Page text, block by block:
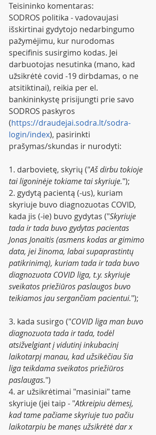
Teisininko komentaras:
SODROS politika - vadovaujasi
išskirtinai gydytojo nedarbingumo
pažymėjimu, kur nurodomas
specifinis susirgimo kodas. Jei
darbuotojas nesutinka (mano, kad
užsikrėtė covid -19 dirbdamas, o ne
atsitiktinai), reikia per el.
bankininkystę prisijungti prie savo
SODROS paskyros
(https://draudejai.sodra.lt/sodra-
login/index), pasirinkti
prašymas/skundas ir nurodyti:
1. darbovietę, skyrių ("Aš dirbu tokioje
tai ligoninėje tokiame tai skyriuje.");
2. gydytą pacientą (-us), kuriam
skyriuje buvo diagnozuotas COVID,
kada jis (-ie) buvo gydytas ("Skyriuje
tada ir tada buvo gydytas pacientas
Jonas Jonaitis (asmens kodas ar gimimo
data, jei žinoma, labai supaprastintų
patikrinimą), kuriam tada ir tada buvo
diagnozuota COVID liga, t.y. skyriuje
sveikatos priežiūros paslaugos buvo
teikiamos jau sergančiam pacientui.");
3. kada susirgo ("COVID liga man buvo
diagnozuota tada ir tada, todėl
atsižvelgiant į vidutinį inkubacinį
laikotarpį manau, kad užsikėčiau šia
liga teikdama sveikatos priežiūros
paslaugas.")
4. ar užsikrėtimai "masiniai" tame
skyriuje (jei taip - "Atkreipiu dėmesį,
kad tame pačiame skyriuje tuo pačiu
laikotarpiu be manęs užsikrėtė dar x